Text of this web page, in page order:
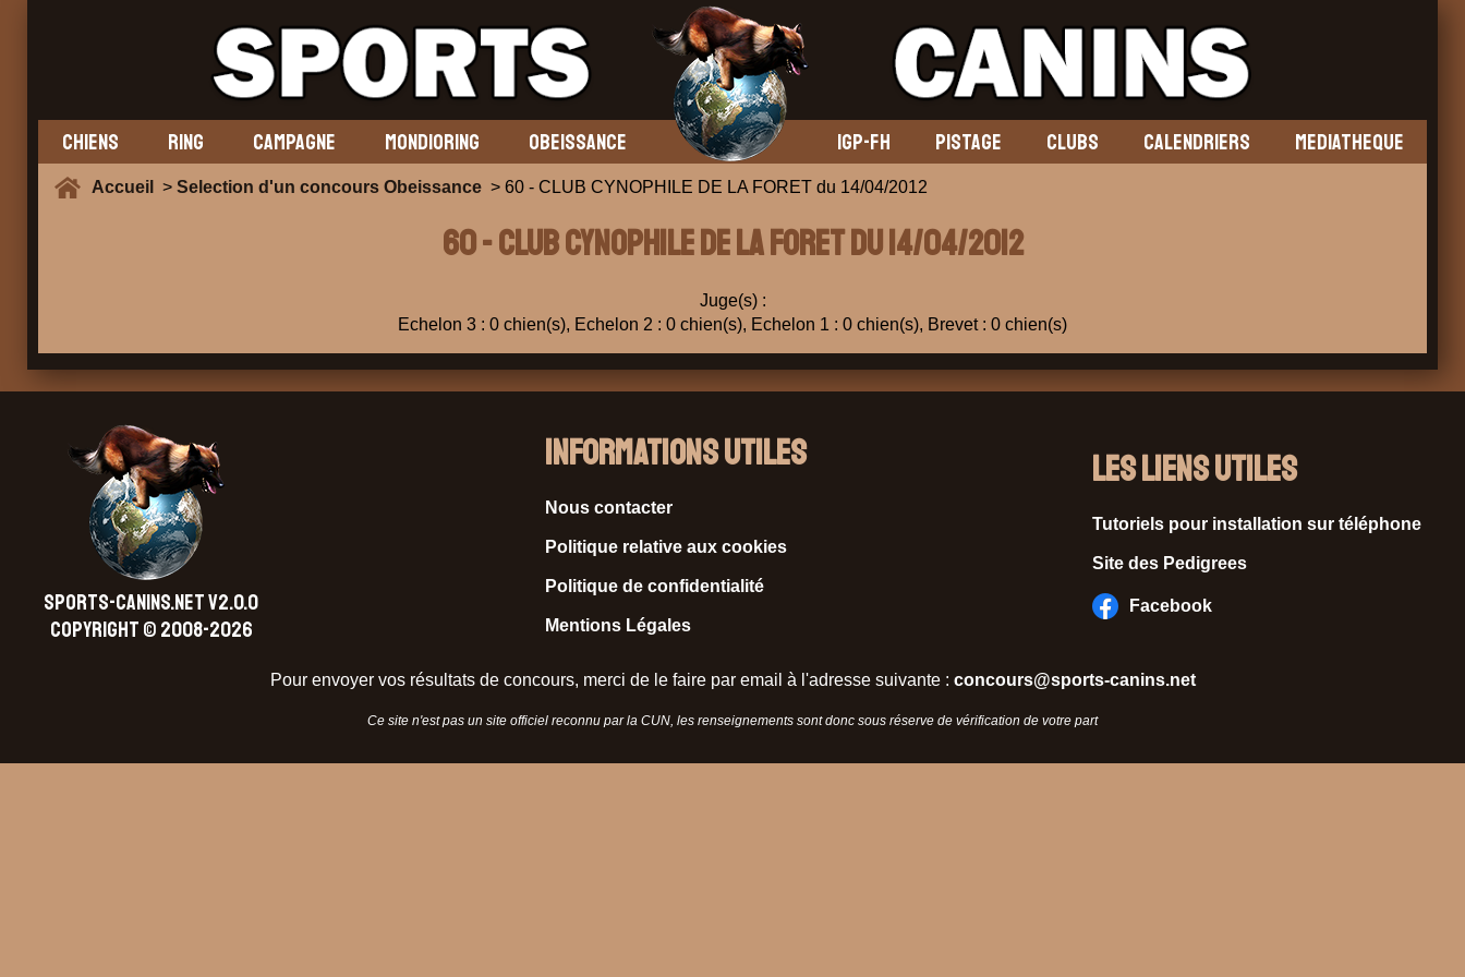
CHIENS RING CAMPAGNE MONDIORING OBEISSANCE IGP-FH PISTAGE CLUBS CALENDRIERS MEDIATHEQUE
Accueil > Selection d'un concours Obeissance > 60 - CLUB CYNOPHILE DE LA FORET du 14/04/2012
60 - CLUB CYNOPHILE DE LA FORET du 14/04/2012
Juge(s) :
Echelon 3 : 0 chien(s), Echelon 2 : 0 chien(s), Echelon 1 : 0 chien(s), Brevet : 0 chien(s)
SPORTS-CANINS.NET V2.0.0
Copyright © 2008-2026
Informations Utiles
Nous contacter
Politique relative aux cookies
Politique de confidentialité
Mentions Légales
Les liens utiles
Tutoriels pour installation sur téléphone
Site des Pedigrees
Facebook
Pour envoyer vos résultats de concours, merci de le faire par email à l'adresse suivante : concours@sports-canins.net
Ce site n'est pas un site officiel reconnu par la CUN, les renseignements sont donc sous réserve de vérification de votre part